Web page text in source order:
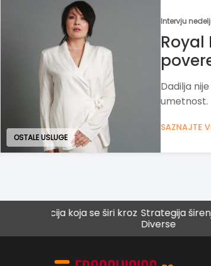
EDUKATIVNE USLUGE
uče
Školica
rad
prema
koja se širi kroz Strategija širenja franšize